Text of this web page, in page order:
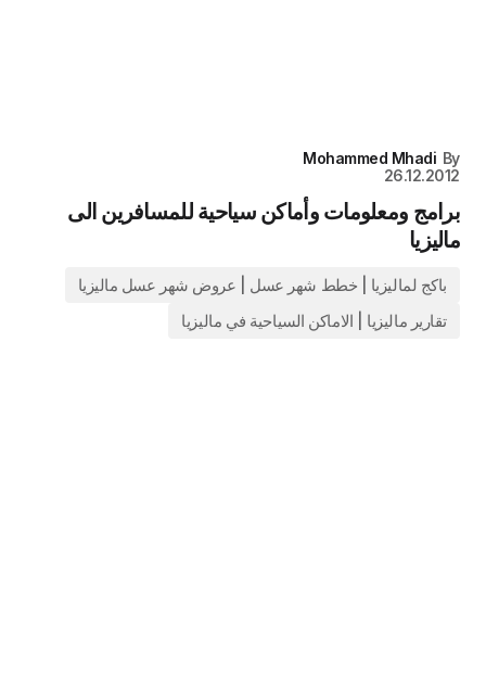
By
Mohammed Mhadi
26.12.2012
برامج ومعلومات وأماكن سياحية للمسافرين الى
ماليزيا
باكج لماليزيا | خطط شهر عسل | عروض شهر عسل ماليزيا
تقارير ماليزيا | الاماكن السياحية في ماليزيا